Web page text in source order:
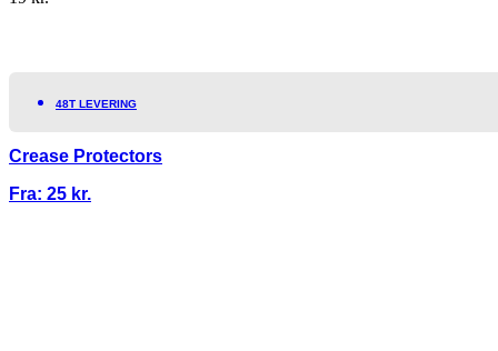
48T LEVERING
Crease Protectors
Fra: 25 kr.